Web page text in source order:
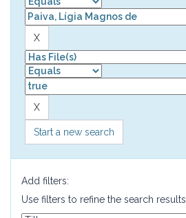
Start a new search
Add filters:
Use filters to refine the search results.